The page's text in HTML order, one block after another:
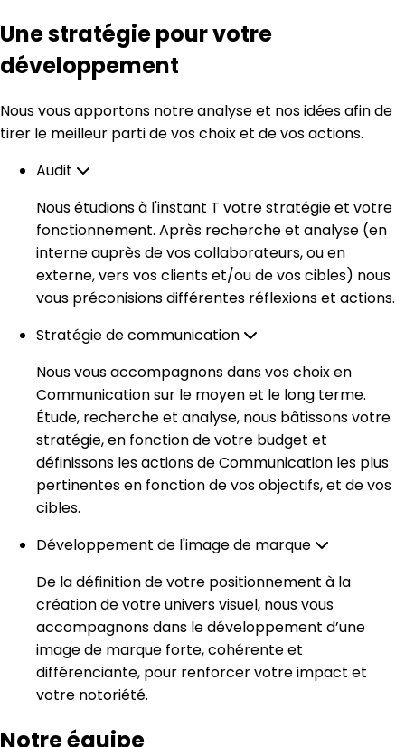
Une stratégie pour votre
développement
Nous vous apportons notre analyse et nos idées afin de
tirer le meilleur parti de vos choix et de vos actions.
Audit
Nous étudions à l'instant T votre stratégie et votre
fonctionnement. Après recherche et analyse (en
interne auprès de vos collaborateurs, ou en
externe, vers vos clients et/ou de vos cibles) nous
vous préconisions différentes réflexions et actions.
Stratégie de communication
Nous vous accompagnons dans vos choix en
Communication sur le moyen et le long terme.
Étude, recherche et analyse, nous bâtissons votre
stratégie, en fonction de votre budget et
définissons les actions de Communication les plus
pertinentes en fonction de vos objectifs, et de vos
cibles.
Développement de l'image de marque
De la définition de votre positionnement à la
création de votre univers visuel, nous vous
accompagnons dans le développement d’une
image de marque forte, cohérente et
différenciante, pour renforcer votre impact et
votre notoriété.
Notre équipe